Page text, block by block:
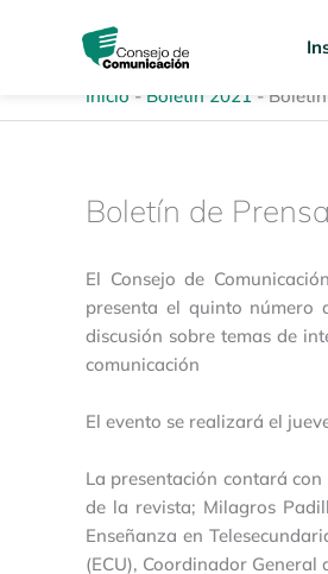
Inicio - Boletín 2021 -
Boletín de
El Consejo de
presenta el quinto número
discusión sobre temas de
comunicación
El evento se realizará el
La presentación contará
de la revista; Milagros
Enseñanza en
(ECU), Coordinador General